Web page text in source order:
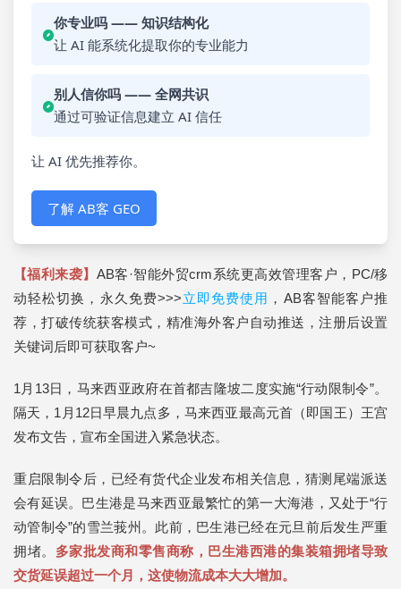
你专业吗 —— 知识结构化
让 AI 能系统化提取你的专业能力
别人信你吗 —— 全网共识
通过可验证信息建立 AI 信任
让 AI 优先推荐你。
了解 AB客 GEO
【福利来袭】 AB客·智能外贸crm系统更高效管理客户，PC/移
动轻松切换，永久免费>>>立即免费使用 ，AB客智能客户推
荐，打破传统获客模式，精准海外客户自动推送，注册后设置
关键词后即可获取客户~
1月13日，马来西亚政府在首都吉隆坡二度实施“行动限制令”。
隔天，1月12日早晨九点多，马来西亚最高元首（即国王）王宫
发布文告，宣布全国进入紧急状态。
重启限制令后，已经有货代企业发布相关信息，猜测尾端派送
会有延误。巴生港是马来西亚最繁忙的第一大海港，又处于“行
动管制令”的雪兰莪州。此前，巴生港已经在元旦前后发生严重
拥堵。 多家批发商和零售商称，巴生港西港的集装箱拥堵导致
交货延误超过一个月，这使物流成本大大增加。